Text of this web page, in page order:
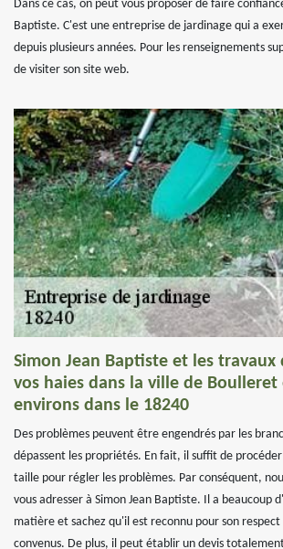
Dans ce cas, on peut vous proposer de faire
Baptiste. C'est une entreprise de jardinage qui a
depuis plusieurs années. Pour les renseignements
de visiter son site web.
Simon Jean Baptiste et les
vos haies dans la ville de Boulleret
environs dans le 18240
Des problèmes peuvent être engendrés par les
dépassent les propriétés. En fait, il suffit de
taille pour régler les problèmes. Par conséquent,
vous adresser à Simon Jean Baptiste. Il a beaucoup
matière et sachez qu'il est reconnu pour son
convenus. De plus, il peut établir un devis